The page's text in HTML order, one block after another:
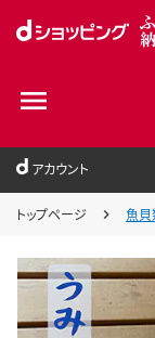
アカウント
トップページ 魚貝